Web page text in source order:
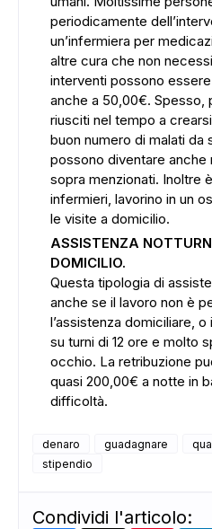
periodicamente
un’infermiera per
altre cura che non
interventi possono
anche a 50,00€. Spesso,
riusciti nel tempo a
buon numero di malati da
possono diventare anche
sopra menzionati. Inoltre
infermieri, lavorino in un
le visite a domicilio.
ASSISTENZA
DOMICILIO.
Questa tipologia di
anche se il lavoro non è
l’assistenza domiciliare,
su turni di 12 ore e molto
occhio. La retribuzione
quasi 200,00€ a notte in
difficoltà.
denaro guadagnare
stipendio
Condividi l'articolo: